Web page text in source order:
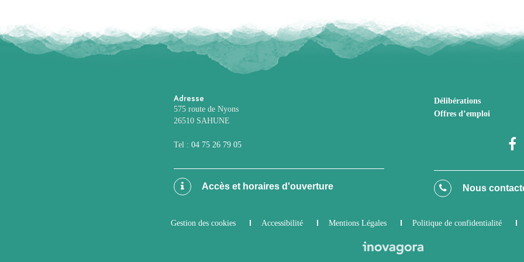
Adresse
575 route de Nyons
26510 SAHUNE
Tel : 04 75 26 79 05
Accès et horaires d'ouverture
Délibérations
Offres d’emploi
Nous
Gestion des cookies Accessibilité Mentions Légales Politique de confidentialité